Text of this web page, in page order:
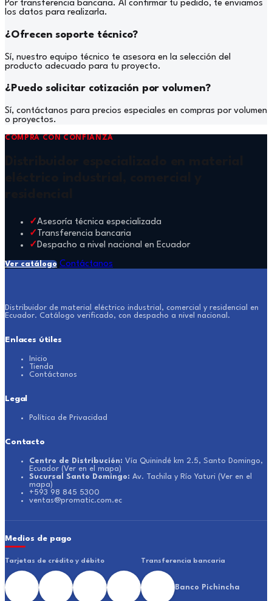
Por transferencia bancaria. Al confirmar tu pedido, te enviamos
los datos para realizarla.
¿Ofrecen soporte técnico?
Sí, nuestro equipo técnico te asesora en la selección del
producto adecuado para tu proyecto.
¿Puedo solicitar cotización por volumen?
Sí, contáctanos para precios especiales en compras por volumen
o proyectos.
COMPRA CON CONFIANZA
Asesoría técnica especializada
Transferencia bancaria
Despacho a nivel nacional en Ecuador
Ver catálogo Contáctanos
Distribuidor de material eléctrico industrial, comercial y residencial en
Ecuador. Catálogo verificado, con despacho a nivel nacional.
Enlaces útiles
Inicio
Tienda
Contáctanos
Legal
Política de Privacidad
Contacto
Centro de Distribución: Vía Quinindé km 2.5, Santo Domingo,
Ecuador (Ver en el mapa)
Sucursal Santo Domingo: Av. Tachila y Río Yaturi (Ver en el
mapa)
+593 98 845 5300
ventas@promatic.com.ec
Medios de pago
Tarjetas de crédito y débito Transferencia bancaria
Banco Pichincha